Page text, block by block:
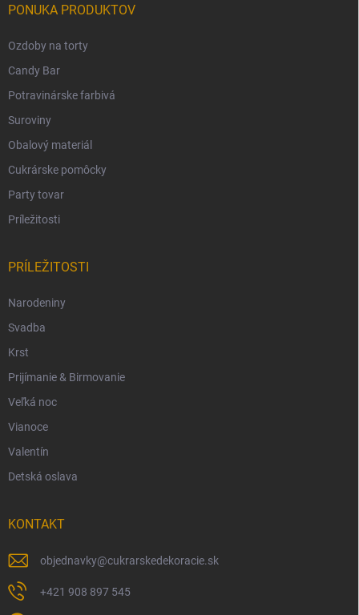
PONUKA PRODUKTOV
Ozdoby na torty
Candy Bar
Potravinárske farbivá
Suroviny
Obalový materiál
Cukrárske pomôcky
Party tovar
Príležitosti
PRÍLEŽITOSTI
Narodeniny
Svadba
Krst
Prijímanie & Birmovanie
Veľká noc
Vianoce
Valentín
Detská oslava
KONTAKT
objednavky@cukrarskedekoracie.sk
+421 908 897 545